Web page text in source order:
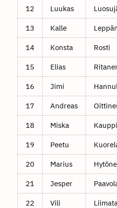
12 Luukas
13 Kalle
14 Konsta Rosti
15 Elias
16 Jimi
17 Andreas
18 Miska
19 Peetu
20 Marius
21 Jesper
22 Vili